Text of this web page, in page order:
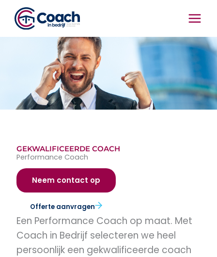
naar
de
GEKWALIFICEERDE COACH
Performance Coach
Neem contact op
Offerte aanvragen
Een Performance Coach op maat. Met
Coach in Bedrijf selecteren we heel
persoonlijk een gekwalificeerde coach